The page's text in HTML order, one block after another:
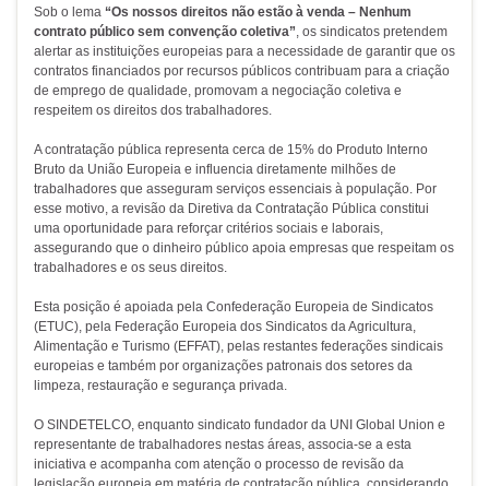
Sob o lema “Os nossos direitos não estão à venda – Nenhum
contrato público sem convenção coletiva”, os sindicatos pretendem
alertar as instituições europeias para a necessidade de garantir que os
contratos financiados por recursos públicos contribuam para a criação
de emprego de qualidade, promovam a negociação coletiva e
respeitem os direitos dos trabalhadores.
A contratação pública representa cerca de 15% do Produto Interno
Bruto da União Europeia e influencia diretamente milhões de
trabalhadores que asseguram serviços essenciais à população. Por
esse motivo, a revisão da Diretiva da Contratação Pública constitui
uma oportunidade para reforçar critérios sociais e laborais,
assegurando que o dinheiro público apoia empresas que respeitam os
trabalhadores e os seus direitos.
Esta posição é apoiada pela Confederação Europeia de Sindicatos
(ETUC), pela Federação Europeia dos Sindicatos da Agricultura,
Alimentação e Turismo (EFFAT), pelas restantes federações sindicais
europeias e também por organizações patronais dos setores da
limpeza, restauração e segurança privada.
O SINDETELCO, enquanto sindicato fundador da UNI Global Union e
representante de trabalhadores nestas áreas, associa-se a esta
iniciativa e acompanha com atenção o processo de revisão da